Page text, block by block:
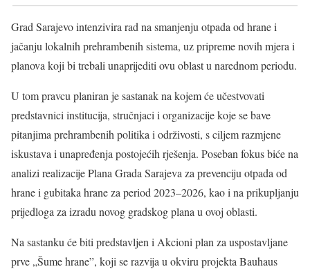
Grad Sarajevo intenzivira rad na smanjenju otpada od hrane i
jačanju lokalnih prehrambenih sistema, uz pripreme novih mjera i
planova koji bi trebali unaprijediti ovu oblast u narednom periodu.
U tom pravcu planiran je sastanak na kojem će učestvovati
predstavnici institucija, stručnjaci i organizacije koje se bave
pitanjima prehrambenih politika i održivosti, s ciljem razmjene
iskustava i unapređenja postojećih rješenja. Poseban fokus biće na
analizi realizacije Plana Grada Sarajeva za prevenciju otpada od
hrane i gubitaka hrane za period 2023–2026, kao i na prikupljanju
prijedloga za izradu novog gradskog plana u ovoj oblasti.
Na sastanku će biti predstavljen i Akcioni plan za uspostavljane
prve „Šume hrane”, koji se razvija u okviru projekta Bauhaus